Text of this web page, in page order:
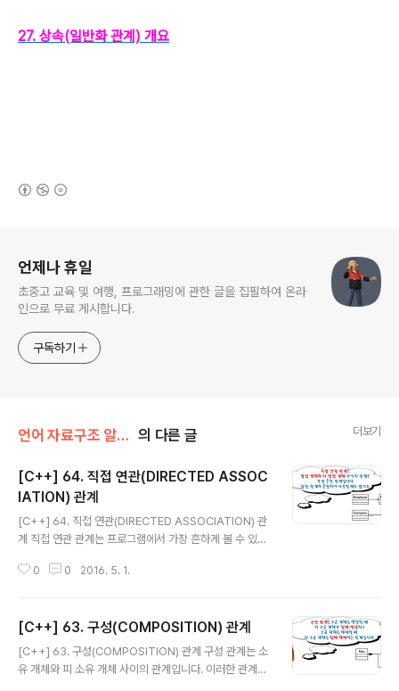
27. 상속(일반화 관계) 개요
언제나 휴일
초중고 교육 및 여행, 프로그래밍에 관한 글을 집필하여 온라
인으로 무료 게시합니다.
구독하기
언어 자료구조 알고리즘/디딤돌 C++ 의 다른 글 더보기
[C++] 64. 직접 연관(DIRECTED ASSOC
IATION) 관계
[C++] 64. 직접 연관(DIRECTED ASSOCIATION) 관
계 직접 연관 관계는 프로그램에서 가장 흔하게 볼 수 있는
의 관계입니다. “고용자는 피 고용자에게 일을 시킬 수 있
하는 것처럼 프로그램도 특정 목적을 수행하기 위한 코드
집합이어서 직접 연관 관계가 필요합니다. 특히 직접 연관
관계는 집합 관계나 구성 관계와 혼합 형태일 때도 많습니
0 0 2016. 5. 1.
[C++] 63. 구성(COMPOSITION) 관계
[C++] 63. 구성(COMPOSITION) 관계 구성 관계는 소
유 개체와 피 소유 개체 사이의 관계입니다. 이러한 관계는